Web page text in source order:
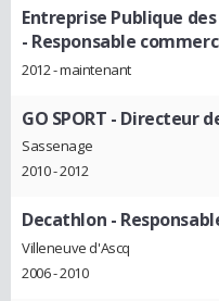
Entreprise Publique
- Responsable
2012 - maintenant
GO SPORT - Directeur
Sassenage
2010 - 2012
Decathlon -
Villeneuve d'Ascq
2006 - 2010